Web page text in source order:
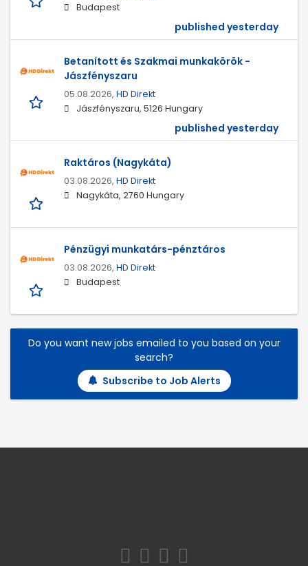
Budapest
published yesterday
Betanított és Szakmai munkakörök -
Jászfényszaru
05.08.2026, HD Direkt
Jászfényszaru, 5126 Hungary
published yesterday
Raktáros (Nagykáta)
03.08.2026, HD Direkt
Nagykáta, 2760 Hungary
Pénzügyi munkatárs-pénztáros
03.08.2026, HD Direkt
Budapest
Do you want new jobs emailed to you based on your
search?
Subscribe to Job Alerts